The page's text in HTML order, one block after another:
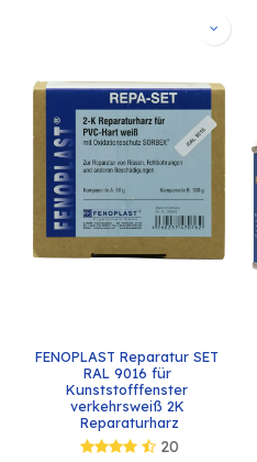
FENOPLAST Reparatur SET
RAL 9016 für
Kunststofffenster
verkehrsweiß 2K
Reparaturharz
20